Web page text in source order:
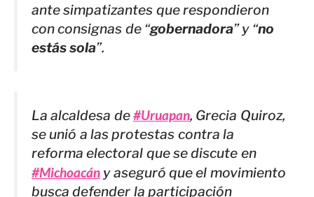
ante simpatizantes que respondieron
con consignas de “gobernadora” y “no
estás sola”.
La alcaldesa de#Uruapan, Grecia Quiroz,
se unió a las protestas contra la
reforma electoral que se discute en
#Michoacán y aseguró que el movimiento
busca defender la participación